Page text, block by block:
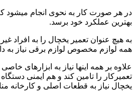
در هر صورت کار به نحوی انجام میشود
بهترین عملکرد خود برسد.
به هیچ عنوان تعمیر یخچال را به افراد
همه لوازم مخصوص لوازم برقی نیاز به
علاوه بر همه اینها نیاز به ابزارهای
تعمیرکار را تامین کند و هم ایمنی
یخچال نیاز به قطعات اصلی و کارخانه